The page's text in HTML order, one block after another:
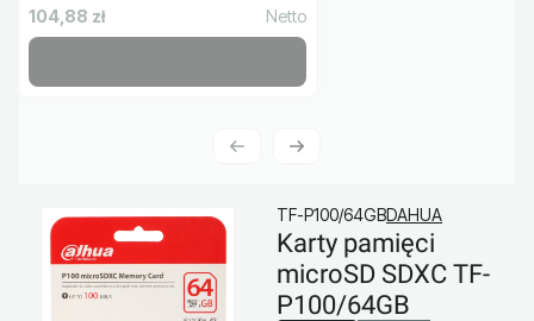
Cena netto
104,88 zł
TF-P100/64GBDAHUA
Karty pamięci
microSD SDXC TF-
P100/64GB